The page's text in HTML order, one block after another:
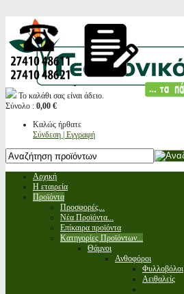
Το καλάθι σας είναι άδειο.
Σύνολο : 0,00 €
Καλώς ήρθατε
Σύνδεση | Εγγραφή
Αρχική
Η εταιρεία
Προϊόντα
Προσφορές...
Νέα Προϊόντα...
Επίκαιρα προϊόντα
Κατηγορίες Προϊόντων...
Θάμνοι
Ανθοφόροι
Φυλλοβόλοι
Αειθαλείς